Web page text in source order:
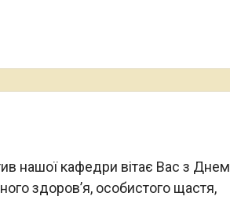
нашої кафедри вітає Вас з Днем
здоров’я, особистого щастя,